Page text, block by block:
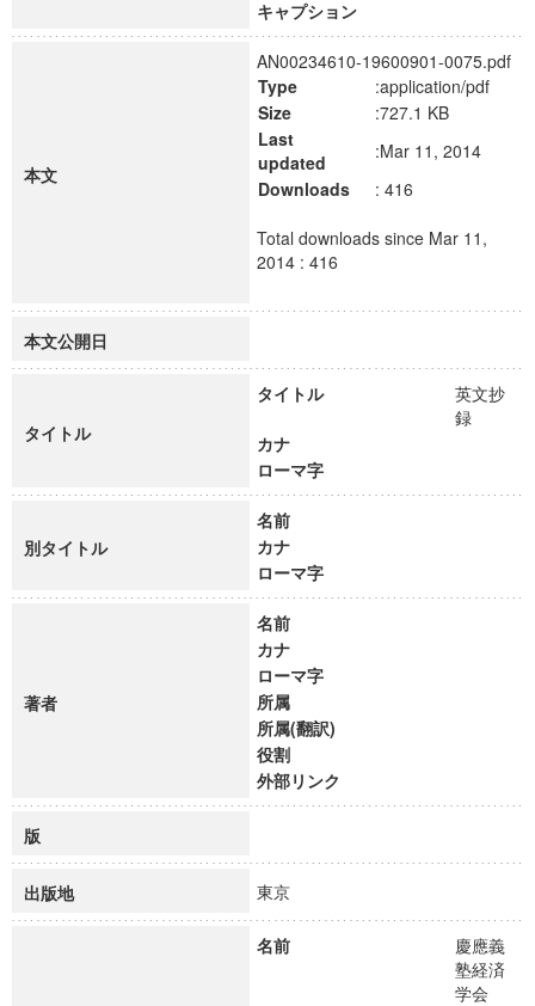
キャプション
本文
AN00234610-19600901-0075.pdf
Type
:application/pdf
Size
:727.1 KB
Last
updated
:Mar 11, 2014
Downloads
: 416
Total downloads since Mar 11,
2014 : 416
本文公開日
タイトル
タイトル
英文抄
録
カナ
ローマ字
別タイトル
名前
カナ
ローマ字
著者
名前
カナ
ローマ字
所属
所属(翻訳)
役割
外部リンク
版
出版地 東京
名前
慶應義
塾経済
学会